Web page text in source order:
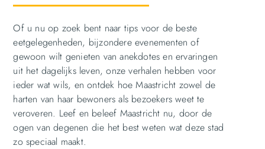
Of u nu op zoek bent naar tips voor de beste
eetgelegenheden, bijzondere evenementen of
gewoon wilt genieten van anekdotes en ervaringen
uit het dagelijks leven, onze verhalen hebben voor
ieder wat wils, en ontdek hoe Maastricht zowel de
harten van haar bewoners als bezoekers weet te
veroveren. Leef en beleef Maastricht nu, door de
ogen van degenen die het best weten wat deze stad
zo speciaal maakt.